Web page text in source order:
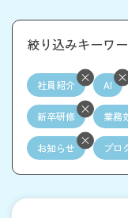
絞り込みキーワ
社員紹介 AI
新卒研修 業務
お知らせ プロ